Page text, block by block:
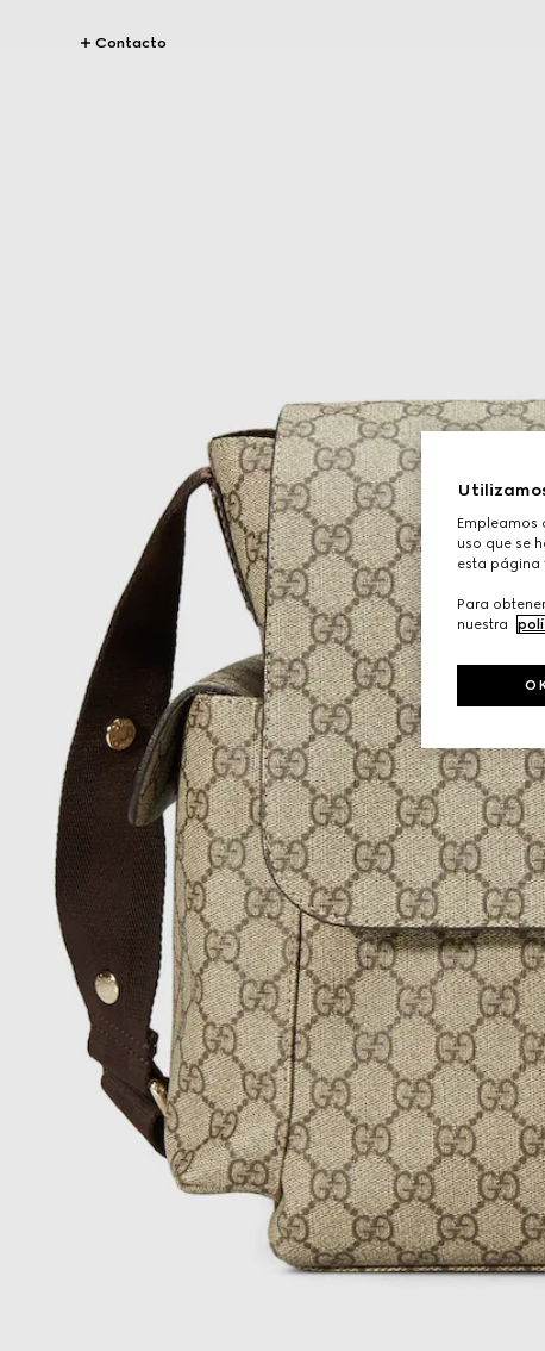
Contacto
Empleamos
uso que se
esta página
Para
nuestra